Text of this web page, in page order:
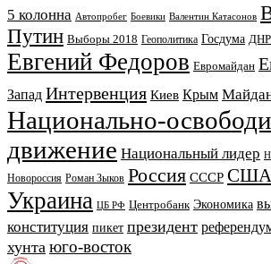
5 колонна Автопробег Боевики Валентин Катасонов
Путин Выборы 2018 Геополитика Госдума ДНР
Евгений Федоров Евромайдан
Запад Интервенция Киев Крым
Национально-
движение Национальный лидер
Новороссия Роман Зыков Россия СССР США
Украина ЦБ РФ Центробанк Экономика
конституция пикет президент
хунта юго-восток